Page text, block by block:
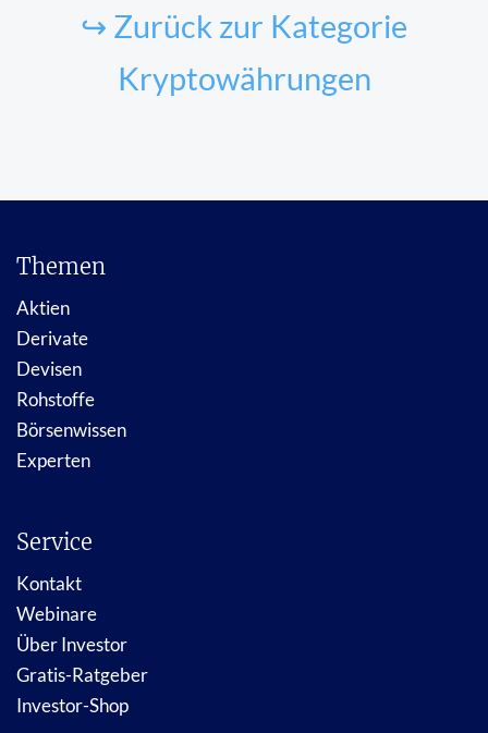
↪ Zurück zur Kategorie
Kryptowährungen
Themen
Aktien
Derivate
Devisen
Rohstoffe
Börsenwissen
Experten
Service
Kontakt
Webinare
Über Investor
Gratis-Ratgeber
Investor-Shop